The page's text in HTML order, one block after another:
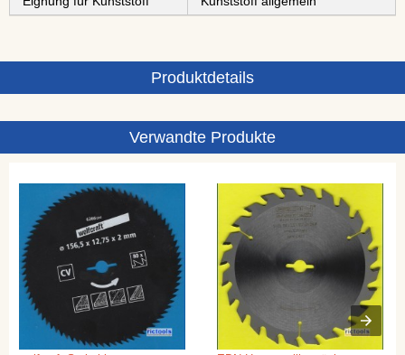
Produktdetails
Verwandte Produkte